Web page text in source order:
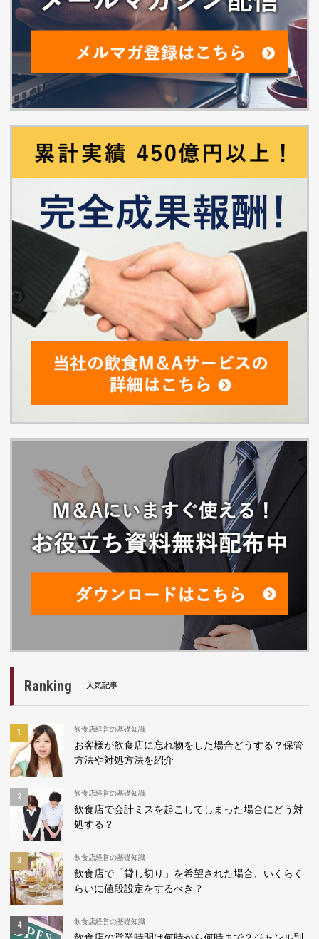
Ranking 人気記事
飲食店経営の基礎知識
お客様が飲食店に忘れ物をした場合どうする？保管
方法や対処方法を紹介
飲食店経営の基礎知識
飲食店で会計ミスを起こしてしまった場合にどう対
処する？
飲食店経営の基礎知識
飲食店で「貸し切り」を希望された場合、いくらく
らいに値段設定をするべき？
飲食店経営の基礎知識